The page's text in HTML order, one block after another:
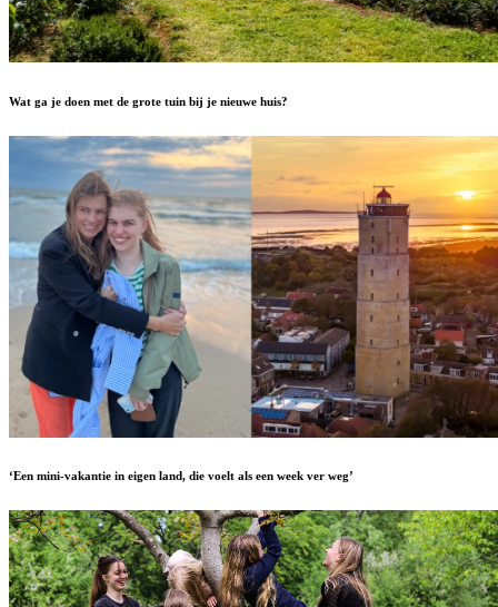
Wat ga je doen met de grote tuin bij je nieuwe huis?
‘Een mini-vakantie in eigen land, die voelt als een week ver weg’